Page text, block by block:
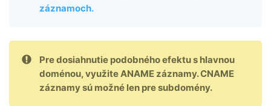
záznamoch.
Pre dosiahnutie podobného efektu s hlavnou
doménou, využite ANAME záznamy. CNAME
záznamy sú možné len pre subdomény.